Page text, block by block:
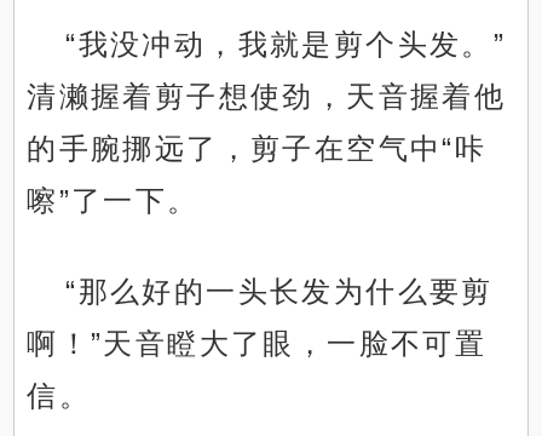
“我没冲动，我就是剪个头发。”
清濑握着剪子想使劲，天音握着他
的手腕挪远了，剪子在空气中“咔
嚓”了一下。
“那么好的一头长发为什么要剪
啊！”天音瞪大了眼，一脸不可置
信。